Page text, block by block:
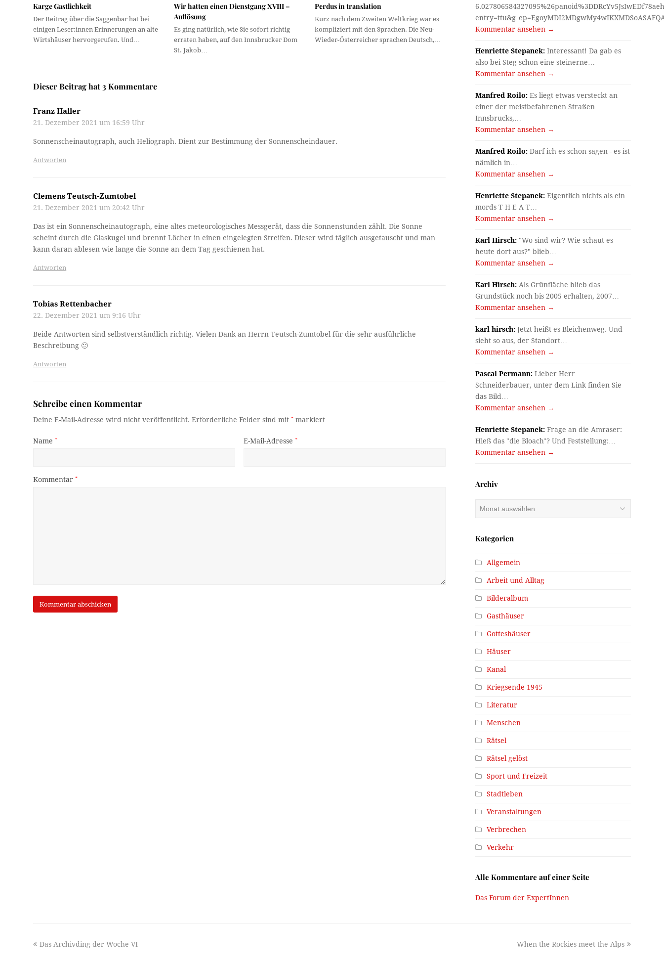
Karge Gastlichkeit
Der Beitrag über die Saggenbar hat bei
einigen Leser:innen Erinnerungen an alte
Wirtshäuser hervorgerufen. Und…
Wir hatten einen Dienstgang XVIII –
Auflösung
Es ging natürlich, wie Sie sofort richtig
erraten haben, auf den Innsbrucker Dom
St. Jakob…
Perdus in translation
Kurz nach dem Zweiten Weltkrieg war es
kompliziert mit den Sprachen. Die Neu-
Wieder-Österreicher sprachen Deutsch,…
Dieser Beitrag hat 3 Kommentare
Franz Haller
21. Dezember 2021 um 16:59 Uhr
Sonnenscheinautograph, auch Heliograph. Dient zur Bestimmung der Sonnenscheindauer.
Antworten
Clemens Teutsch-Zumtobel
21. Dezember 2021 um 20:42 Uhr
Das ist ein Sonnenscheinautograph, eine altes meteorologisches Messgerät, dass die Sonnenstunden zählt. Die Sonne
scheint durch die Glaskugel und brennt Löcher in einen eingelegten Streifen. Dieser wird täglich ausgetauscht und man
kann daran ablesen wie lange die Sonne an dem Tag geschienen hat.
Antworten
Tobias Rettenbacher
22. Dezember 2021 um 9:16 Uhr
Beide Antworten sind selbstverständlich richtig. Vielen Dank an Herrn Teutsch-Zumtobel für die sehr ausführliche
Beschreibung 🙂
Antworten
Schreibe einen Kommentar
Deine E-Mail-Adresse wird nicht veröffentlicht. Erforderliche Felder sind mit* markiert
Name* E-Mail-Adresse *
Kommentar*
Kommentar ansehen →
Henriette Stepanek: Interessant! Da gab es
also bei Steg schon eine steinerne…
Kommentar ansehen →
Manfred Roilo: Es liegt etwas versteckt an
einer der meistbefahrenen Straßen
Innsbrucks,…
Kommentar ansehen →
Manfred Roilo: Darf ich es schon sagen - es ist
nämlich in…
Kommentar ansehen →
Henriette Stepanek: Eigentlich nichts als ein
mords T H E A T…
Kommentar ansehen →
Karl Hirsch: "Wo sind wir? Wie schaut es
heute dort aus?" blieb…
Kommentar ansehen →
Karl Hirsch: Als Grünfläche blieb das
Grundstück noch bis 2005 erhalten, 2007…
Kommentar ansehen →
karl hirsch: Jetzt heißt es Bleichenweg. Und
sieht so aus, der Standort…
Kommentar ansehen →
Pascal Permann: Lieber Herr
Schneiderbauer, unter dem Link finden Sie
das Bild…
Kommentar ansehen →
Henriette Stepanek: Frage an die Amraser:
Hieß das "die Bloach"? Und Feststellung:…
Kommentar ansehen →
Archiv
Archiv
Kategorien
Allgemein
Arbeit und Alltag
Bilderalbum
Gasthäuser
Gotteshäuser
Häuser
Kanal
Kriegsende 1945
Literatur
Menschen
Rätsel
Rätsel gelöst
Sport und Freizeit
Stadtleben
Veranstaltungen
Verbrechen
Verkehr
Alle Kommentare auf einer Seite
Das Forum der ExpertInnen
previous
Das Archivding der Woche VI
next
When the Rockies meet the Alps